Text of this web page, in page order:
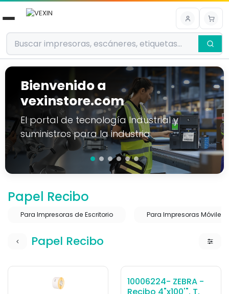
Ir al contenido
Bienvenido a
vexinstore.com
El portal de tecnología Industrial y
suministros para la industria
Papel Recibo
Para Impresoras de Escritorio Para Impresoras Móviles
Papel Recibo
10006224- ZEBRA -